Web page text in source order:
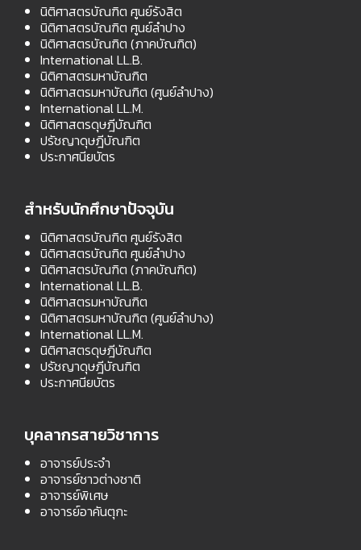
นิติศาสตรบัณฑิต ศูนย์รังสิต
นิติศาสตรบัณฑิต ศูนย์ลำปาง
นิติศาสตรบัณฑิต (ภาคบัณฑิต)
International LL.B.
นิติศาสตรมหาบัณฑิต
นิติศาสตรมหาบัณฑิต (ศูนย์ลำปาง)
International LL.M.
นิติศาสตรดุษฎีบัณฑิต
ปรัชญาดุษฎีบัณฑิต
ประกาศนียบัตร
สำหรับนักศึกษาปัจจุบัน
นิติศาสตรบัณฑิต ศูนย์รังสิต
นิติศาสตรบัณฑิต ศูนย์ลำปาง
นิติศาสตรบัณฑิต (ภาคบัณฑิต)
International LL.B.
นิติศาสตรมหาบัณฑิต
นิติศาสตรมหาบัณฑิต (ศูนย์ลำปาง)
International LL.M.
นิติศาสตรดุษฎีบัณฑิต
ปรัชญาดุษฎีบัณฑิต
ประกาศนียบัตร
บุคลากรสายวิชาการ
อาจารย์ประจำ
อาจารย์ชาวต่างชาติ
อาจารย์พิเศษ
อาจารย์อาคันตุกะ